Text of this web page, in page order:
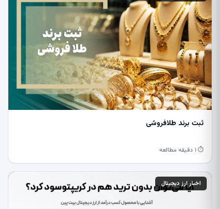
ثبت برند طلافروشی
⏱ ۱ دقیقه مطالعه
اخبار ارز دیجیتال